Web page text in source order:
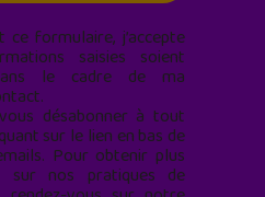
ce formulaire, j’accepte
saisies soient
le cadre de ma
désabonner à tout
sur le lien en bas de
Pour obtenir plus
sur nos pratiques de